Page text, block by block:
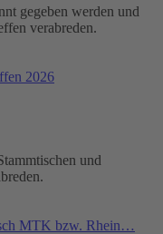
gegeben werden und
verabreden.
2026
und
MTK bzw. Rhein…